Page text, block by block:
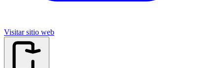
Visitar sitio web